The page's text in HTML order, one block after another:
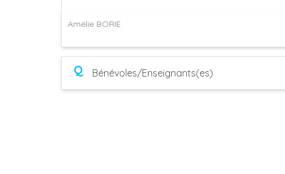
Amélie BORIE
Q Bénévoles/Enseignants(es)